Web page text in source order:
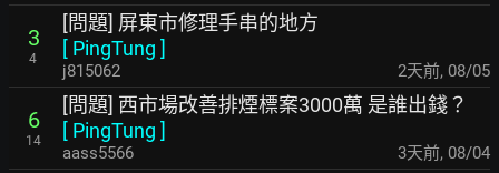
3
4
[問題] 屏東市修理手串的地方
[ PingTung ]
j815062 2天前, 08/05
6
14
[問題] 西市場改善排煙標案3000萬 是誰出錢？
[ PingTung ]
aass5566 3天前, 08/04